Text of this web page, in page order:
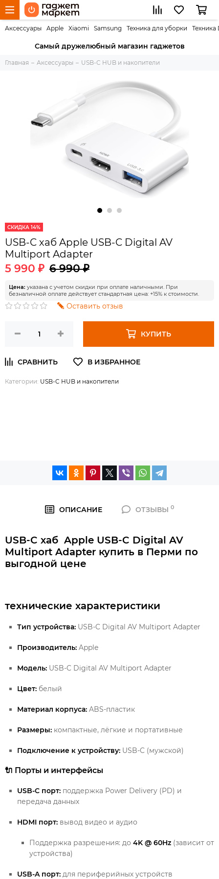
Аксессуары Apple Xiaomi Samsung Техника для уборки Техника
Самый дружелюбный магазин гаджетов
Главная Аксессуары USB-C HUB и накопители
СКИДКА 14%
USB-C хаб Apple USB‑C Digital AV
Multiport Adapter
5 990 ₽ 6 990 ₽
Цена: указана с учетом скидки при оплате наличными. При
безналичной оплате действует стандартная цена: +15% к стоимости.
Оставить отзыв
КУПИТЬ
Категории: USB-C HUB и накопители
ОПИСАНИЕ ОТЗЫВЫ0
USB-C хаб Apple USB‑C Digital AV
Multiport Adapter купить в Перми по
выгодной цене
технические характеристики
Тип устройства: USB-C Digital AV Multiport Adapter
Производитель: Apple
Модель: USB-C Digital AV Multiport Adapter
Цвет: белый
Материал корпуса: ABS-пластик
Размеры: компактные, лёгкие и портативные
Подключение к устройству: USB-C (мужской)
🔌 Порты и интерфейсы
USB-C порт: поддержка Power Delivery (PD) и
передача данных
HDMI порт: вывод видео и аудио
Поддержка разрешения: до 4K @ 60Hz (зависит от
устройства)
USB-A порт: для периферийных устройств